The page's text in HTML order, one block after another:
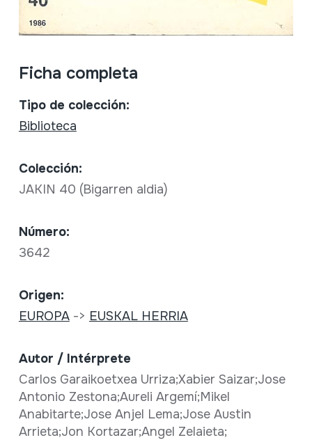
Ficha completa
Tipo de colección:
Biblioteca
Colección:
JAKIN 40 (Bigarren aldia)
Número:
3642
Origen:
EUROPA-> EUSKAL HERRIA
Autor / Intérprete
Carlos Garaikoetxea Urriza;Xabier Saizar;Jose
Antonio Zestona;Aureli Argemí;Mikel
Anabitarte;Jose Anjel Lema;Jose Austin
Arrieta;Jon Kortazar;Angel Zelaieta;